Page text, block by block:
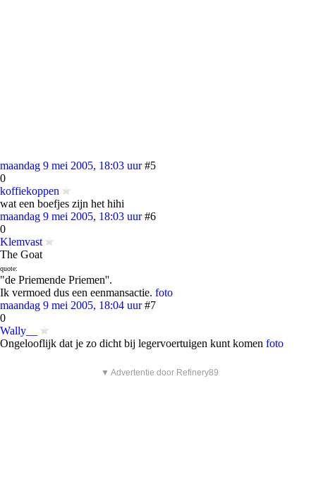
maandag 9 mei 2005, 18:03 uur #5
0
koffiekoppen
wat een boefjes zijn het hihi
maandag 9 mei 2005, 18:03 uur #6
0
Klemvast
The Goat
quote:
"de Priemende Priemen''.
Ik vermoed dus een eenmansactie. foto
maandag 9 mei 2005, 18:04 uur #7
0
Wally__
Ongelooflijk dat je zo dicht bij legervoertuigen kunt komen foto
▼ Advertentie door Refinery89